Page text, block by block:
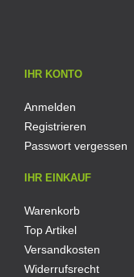
IHR KONTO
Anmelden
Registrieren
Passwort vergessen
IHR EINKAUF
Warenkorb
Top Artikel
Versandkosten
Widerrufsrecht